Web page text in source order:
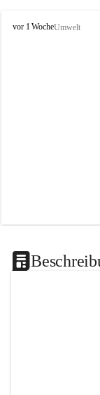
V
vor 1 WocheUmwelt